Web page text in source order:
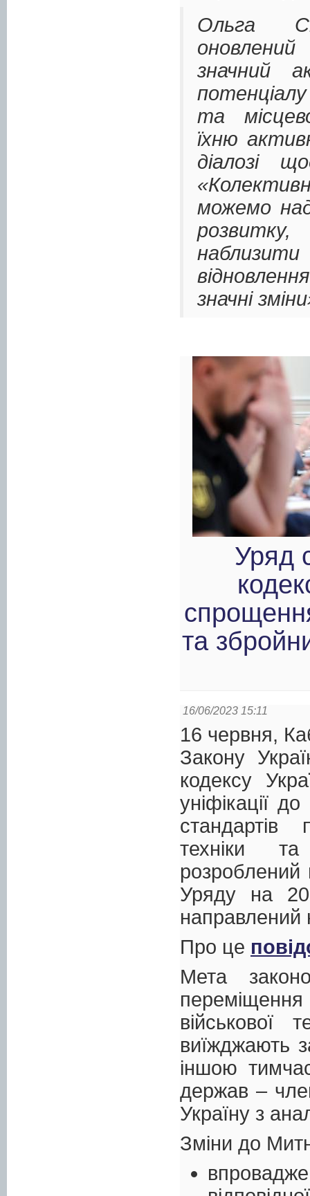
Ольга
значний
та
їхню
діалозі
можемо
значні
Уряд
та
16/06/2023 15:11
16 червня,
Закону
кодексу
уніфікації
стандартів
техніки
розроблений
Уряду на
направлений
Про це
Мета
виїжджають
іншою
держав –
Україну з
Зміни до